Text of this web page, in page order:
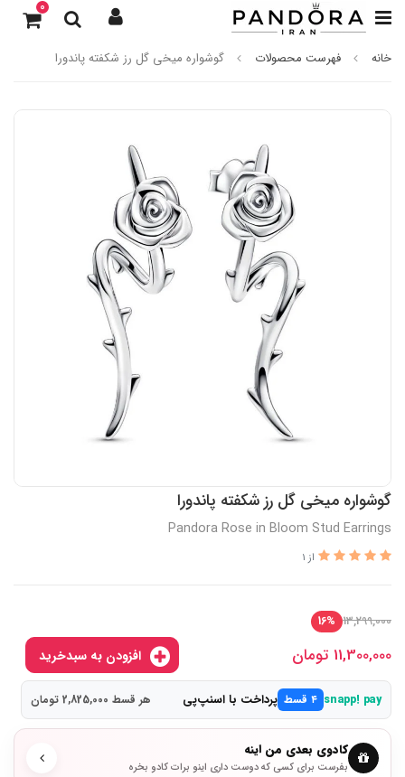
0
خانه فهرست محصولات گوشواره میخی گل رز شکفته پاندورا
گوشواره میخی گل رز شکفته پاندورا
Pandora Rose in Bloom Stud Earrings
از 1
13,299,000
16%
11,300,000 تومان
snapp! pay ۴ قسط پرداخت با اسنپ‌پی هر قسط 2,825,000 تومان
کادوی بعدی من اینه
بفرست برای کسی که دوست داری اینو برات کادو بخره